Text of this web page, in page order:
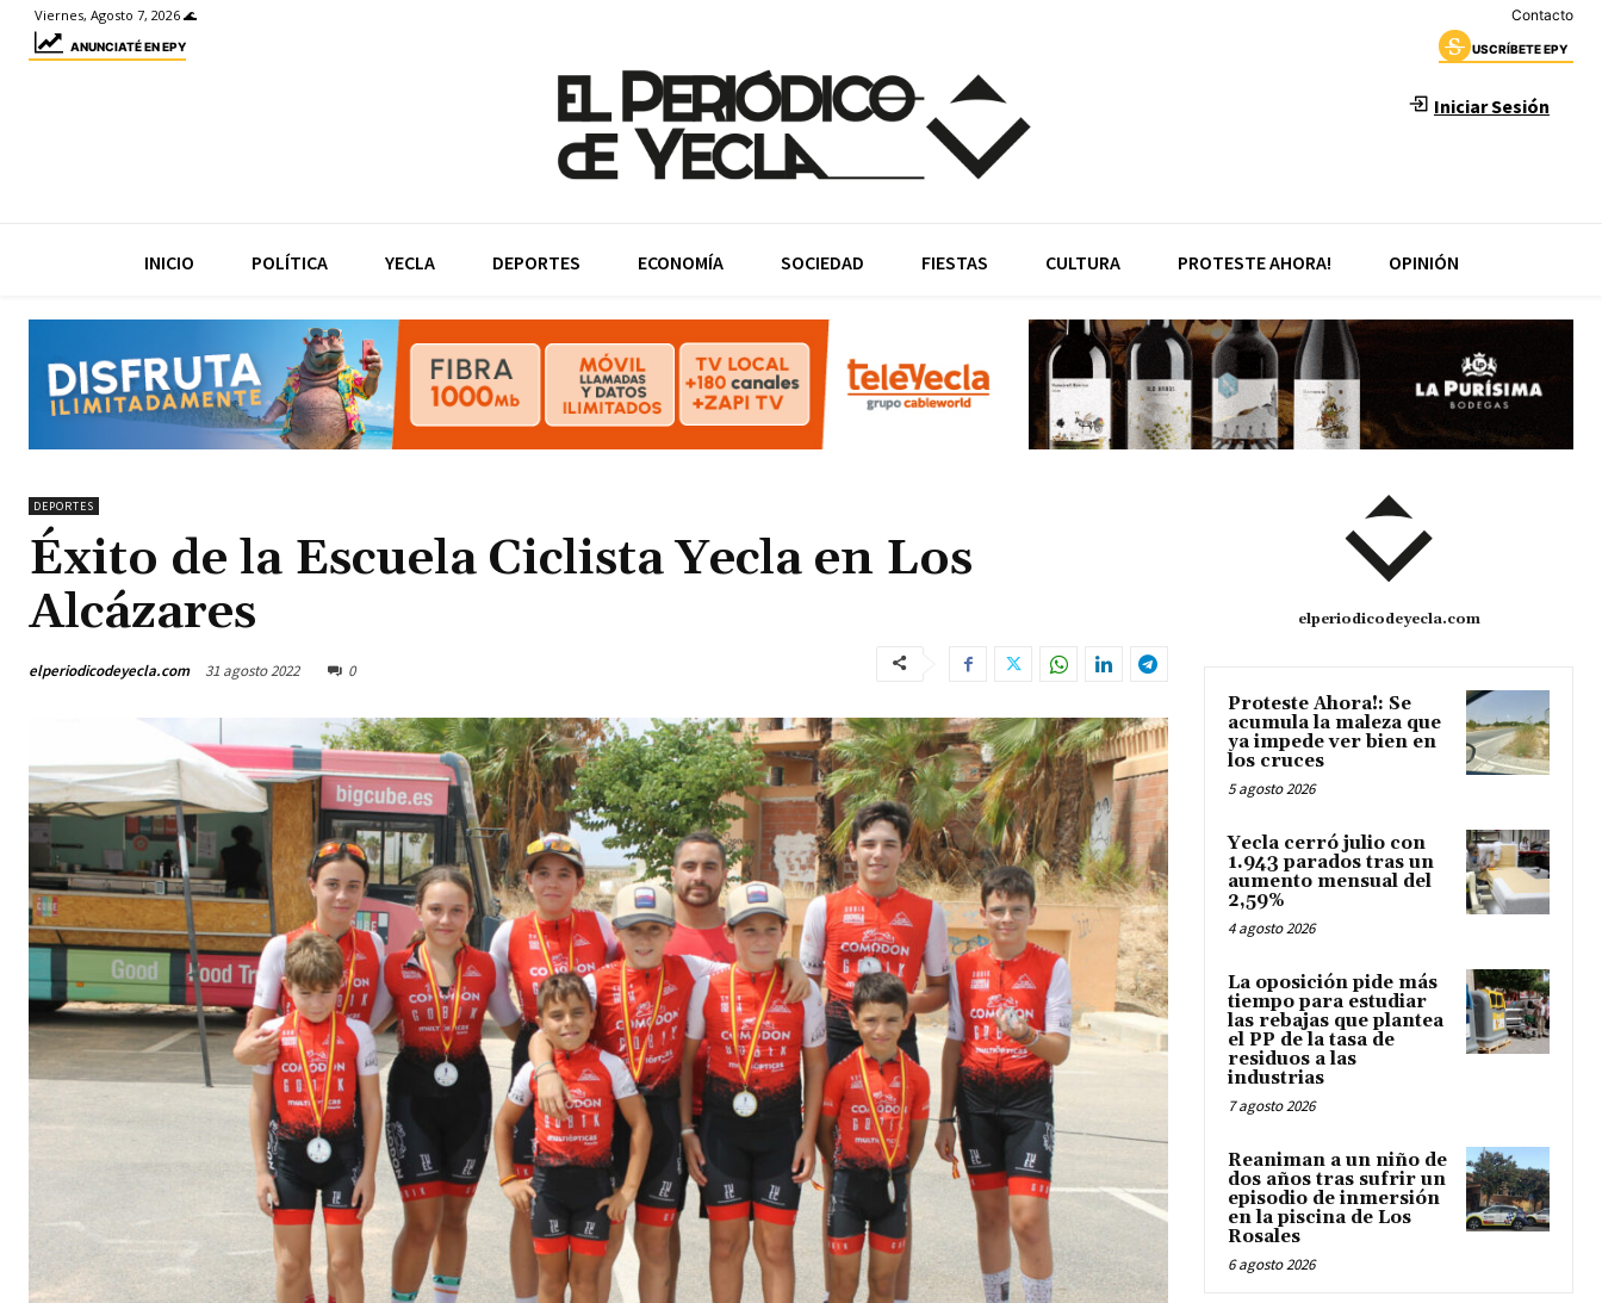
Viernes, Agosto 7, 2026 🌊 Contacto
ANUNCIATÉ EN EPY USCRÍBETE EPY
Iniciar Sesión
INICIO POLÍTICA YECLA DEPORTES ECONOMÍA SOCIEDAD FIESTAS CULTURA PROTESTE AHORA! OPINIÓN
DEPORTES
Éxito de la Escuela Ciclista Yecla en Los
Alcázares
elperiodicodeyecla.com 31 agosto 2022 0
elperiodicodeyecla.com
Proteste Ahora!: Se
acumula la maleza que
ya impede ver bien en
los cruces
5 agosto 2026
Yecla cerró julio con
1.943 parados tras un
aumento mensual del
2,59%
4 agosto 2026
La oposición pide más
tiempo para estudiar
las rebajas que plantea
el PP de la tasa de
residuos a las
industrias
7 agosto 2026
Reaniman a un niño de
dos años tras sufrir un
episodio de inmersión
en la piscina de Los
Rosales
6 agosto 2026